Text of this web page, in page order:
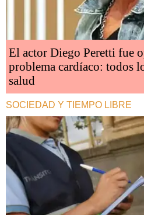
El actor Diego Peretti fue
problema cardíaco: todos
salud
SOCIEDAD Y TIEMPO LIBRE